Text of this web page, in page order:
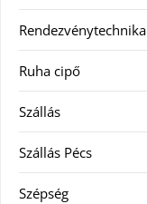
Rendezvénytechnika
Ruha cipő
Szállás
Szállás Pécs
Szépség